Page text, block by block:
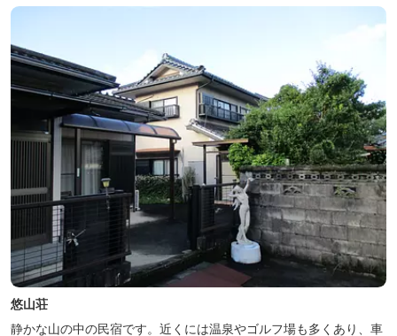
悠山荘
静かな山の中の民宿です。近くには温泉やゴルフ場も多くあり、車